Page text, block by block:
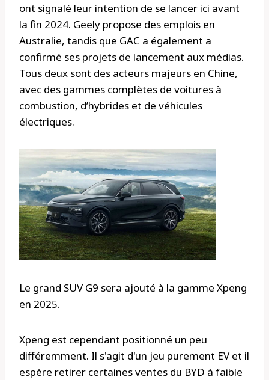
ont signalé leur intention de se lancer ici avant
la fin 2024. Geely propose des emplois en
Australie, tandis que GAC a également a
confirmé ses projets de lancement aux médias.
Tous deux sont des acteurs majeurs en Chine,
avec des gammes complètes de voitures à
combustion, d’hybrides et de véhicules
électriques.
Le grand SUV G9 sera ajouté à la gamme Xpeng
en 2025.
Xpeng est cependant positionné un peu
différemment. Il s'agit d'un jeu purement EV et il
espère retirer certaines ventes du BYD à faible